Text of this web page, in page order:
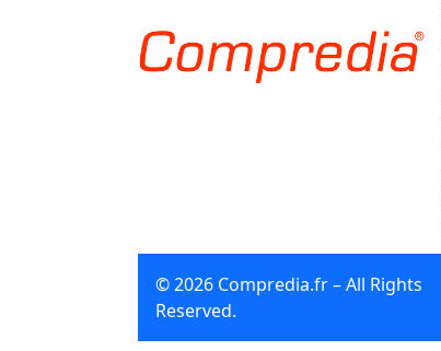
© 2026 Compredia.fr – All Rights
Reserved.